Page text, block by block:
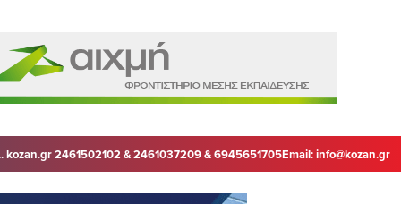
kozan.gr 2461502102 & 2461037209 & 6945651705Email:info@kozan.gr